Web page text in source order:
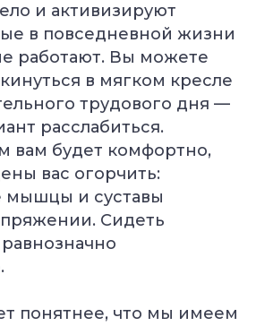
и активизируют
в повседневной жизни
работают. Вы можете
в мягком кресле
трудового дня —
расслабиться.
вам будет комфортно,
вас огорчить:
мышцы и суставы
Сидеть
понятнее, что мы имеем